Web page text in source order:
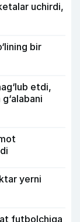
uchirdi,
bir
etdi,
yerni
futbolchiga